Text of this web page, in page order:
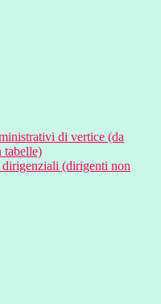
di vertice (da
tabelle)
(dirigenti non